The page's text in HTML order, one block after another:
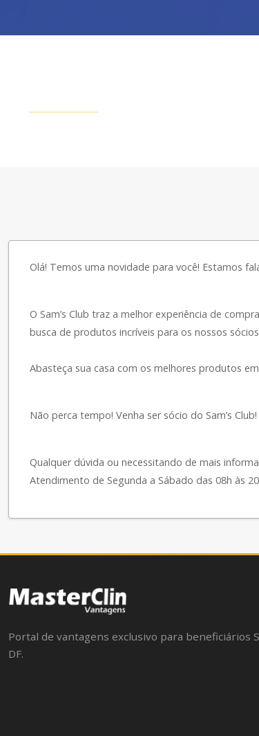
Olá! Temos uma novidade para você! Estamos
O Sam’s Club traz a melhor experiência de
busca de produtos incríveis para os nossos
Abasteça sua casa com os melhores produtos
Não perca tempo! Venha ser sócio do Sam’s Club!
Qualquer dúvida ou necessitando de mais
Atendimento de Segunda a Sábado das 08h às
Portal de vantagens exclusivo para beneficiários
DF.